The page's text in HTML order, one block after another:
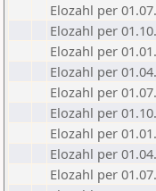
Elozahl per
Elozahl per
Elozahl per
Elozahl per
Elozahl per
Elozahl per
Elozahl per
Elozahl per
Elozahl per